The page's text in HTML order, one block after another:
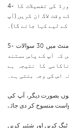
4- اسی ای میل میں موجود لاگ ان آئی ڈی آئی اور پاس ورڈ کی تفصیلات کا
وقت لاگ ان کریں (آپ
کے لیے کہا جائے گا)۔
5- لاگو لاگ ان کے بعد، آپ سے 30 منٹ میں 30 سوالات MCQs پر مشتمل آن لائن
کہ آپ کے پاس مستند
کا نتیجہ ہے
اس کی وجہ بنتی ہے۔
دینے کے لیے 72 گھنٹے میں ہوں بصورت دیگر، آپ کی
منسوخ کر دی جائے